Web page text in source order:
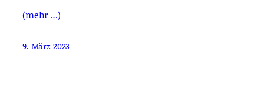
(mehr …)
9. März 2023